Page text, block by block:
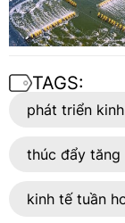
TAGS:
phát triển
thúc đẩy
kinh tế tuần